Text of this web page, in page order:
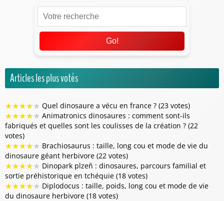
Go!
Articles les plus votés
★★★★★ Quel dinosaure a vécu en france ? (23 votes)
★★★★★ Animatronics dinosaures : comment sont-ils
fabriqués et quelles sont les coulisses de la création ? (22
votes)
★★★★★ Brachiosaurus : taille, long cou et mode de vie du
dinosaure géant herbivore (22 votes)
★★★★★ Dinopark plzeň : dinosaures, parcours familial et
sortie préhistorique en tchéquie (18 votes)
★★★★★ Diplodocus : taille, poids, long cou et mode de vie
du dinosaure herbivore (18 votes)